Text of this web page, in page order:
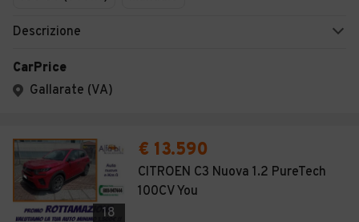
Descrizione
CarPrice
Gallarate (VA)
18
€ 13.590
CITROEN C3 Nuova 1.2 PureTech
100CV You